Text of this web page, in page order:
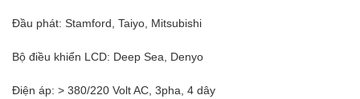
Đầu phát: Stamford, Taiyo, Mitsubishi
Bộ điều khiển LCD: Deep Sea, Denyo
Điện áp: > 380/220 Volt AC, 3pha, 4 dây